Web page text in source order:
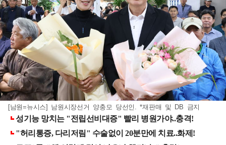
[남원=뉴시스] 남원시장선거 양충모 당선인. *재판매 및 DB 금지